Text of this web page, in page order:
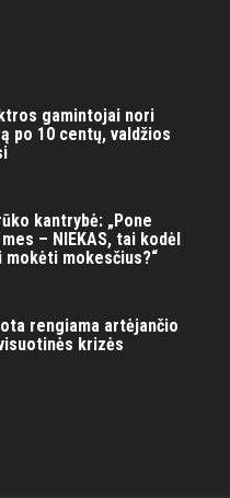
gamintojai nori
po 10 centų, valdžios
kantrybė: „Pone
– NIEKAS, tai kodėl
mokėti mokesčius?“
rengiama artėjančio
krizės